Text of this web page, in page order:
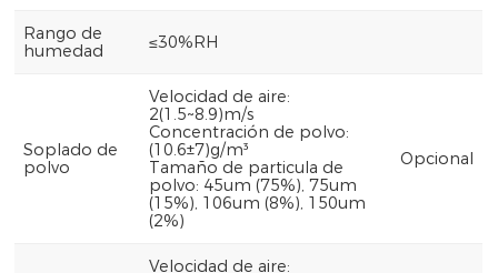
Rango de
humedad
≤30%RH
Soplado de
polvo
Velocidad de aire:
2(1.5~8.9)m/s
Concentración de polvo:
(10.6±7)g/m³
Tamaño de particula de
polvo: 45um (75%), 75um
(15%), 106um (8%), 150um
(2%)
Opcional
Velocidad de aire: